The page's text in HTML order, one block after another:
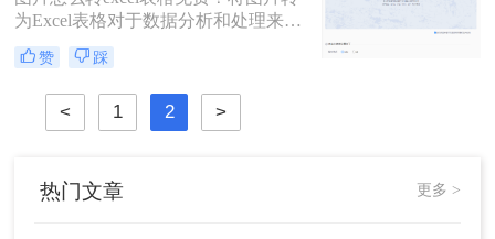
问题是，老板也喜欢这样……今天就
来给大家分享一个技巧，「图片如何
转成Excel表格」
为Excel表格对于数据分析和处理来说
是非常重要的。虽然很多付费软件都
有这个功能，但是我们可以使用一些
免费实用的软件来实现这个功能。本
文将介绍三种免费软件：
OnlineOCR、Microsoft Office Lens和
赞 踩
< 1 2 >
热门文章 更多 >